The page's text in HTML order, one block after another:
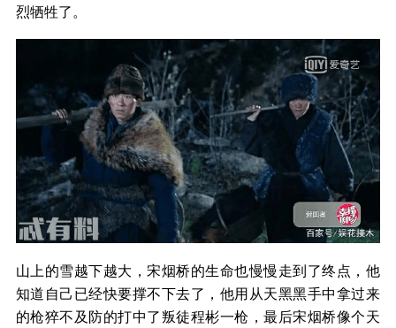
烈牺牲了。
山上的雪越下越大，宋烟桥的生命也慢慢走到了终点，他
知道自己已经快要撑不下去了，他用从天黑黑手中拿过来
的枪猝不及防的打中了叛徒程彬一枪，最后宋烟桥像个天